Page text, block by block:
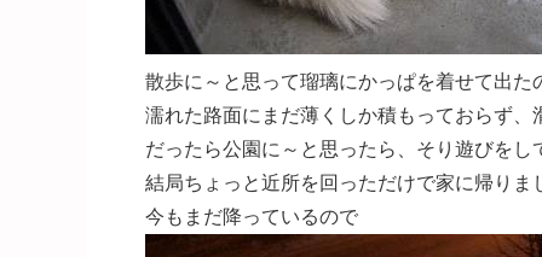
散歩に～と思って瑠璃にかっぱを着せて出た
濡れた路面にまだ薄くしか積もっておらず、
だったら公園に～と思ったら、そり遊びをし
結局ちょっと近所を回っただけで家に帰りま
今もまだ降っているので